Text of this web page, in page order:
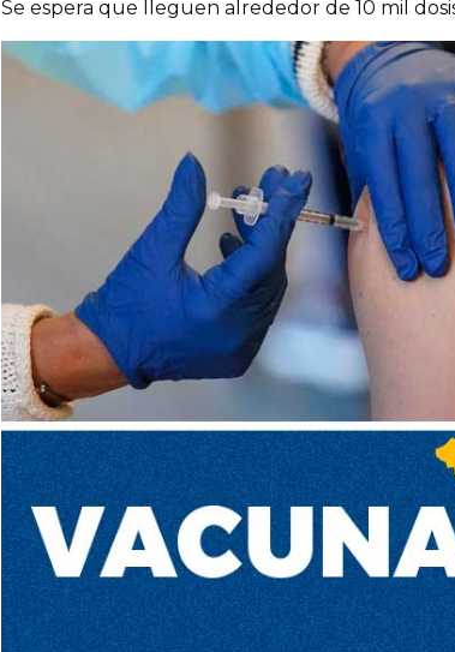
Se espera que lleguen alrededor de 10 mil